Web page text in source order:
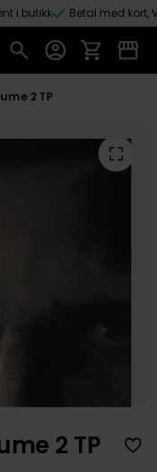
i butikk Betal med kort,
2 TP
2 TP